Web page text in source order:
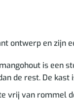
ontwerp en zijn
is een
de rest. De
vrij van rommel